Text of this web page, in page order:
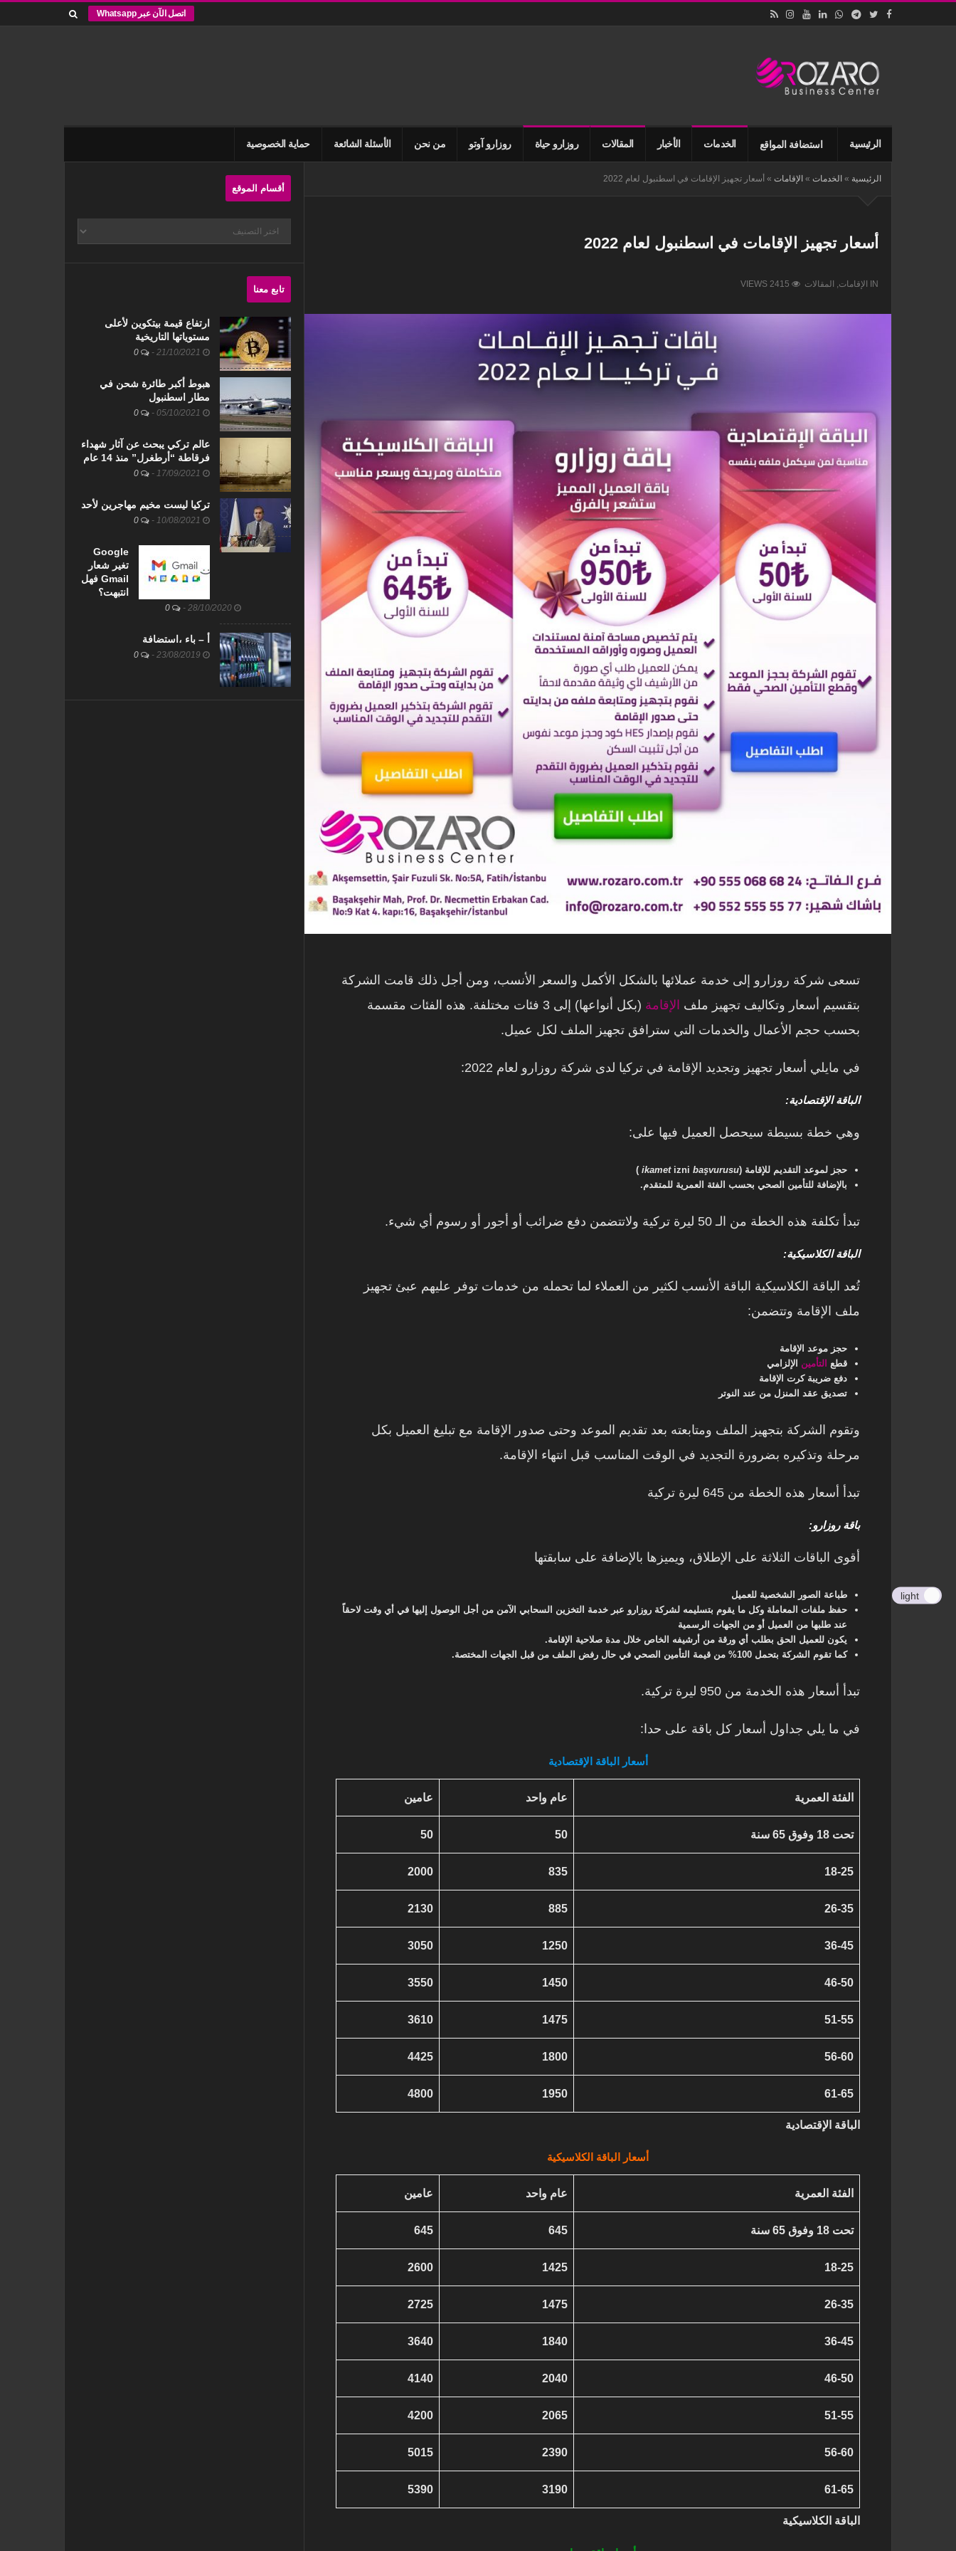
اتصل الآن عبر Whatsapp
اقامات
وتأسيس
في
اسطنبول
الرئيسية استضافة المواقع الخدمات الأخبار المقالات روزارو حياة روزارو آوتو من نحن الأسئلة الشائعة حماية الخصوصية
light
الرئيسية » الخدمات » الإقامات » أسعار تجهيز الإقامات في اسطنبول لعام 2022
أسعار تجهيز الإقامات في اسطنبول لعام 2022
IN الإقامات, المقالات
تسعى شركة روزارو إلى خدمة عملائها بالشكل الأكمل والسعر الأنسب، ومن أجل ذلك قامت الشركة
بتقسيم أسعار وتكاليف تجهيز ملف الإقامة
(بكل أنواعها) إلى 3 فئات مختلفة. هذه الفئات مقسمة
بحسب حجم الأعمال والخدمات التي سترافق تجهيز الملف لكل عميل.
في مايلي أسعار تجهيز وتجديد الإقامة في تركيا لدى شركة روزارو لعام 2022:
الباقة الإقتصادية:
وهي خطة بسيطة سيحصل العميل فيها على:
حجز لموعد التقديم للإقامة ( ikametizni başvurusu
)
بالإضافة للتأمين الصحي بحسب الفئة العمرية للمتقدم.
تبدأ تكلفة هذه الخطة من الـ 50 ليرة تركية ولاتتضمن دفع ضرائب أو أجور أو رسوم أي شيء.
الباقة الكلاسيكية:
تُعد الباقة الكلاسيكية الباقة الأنسب لكثير من العملاء لما تحمله من خدمات توفر عليهم عبئ تجهيز
ملف الإقامة وتتضمن:
حجز موعد الإقامة
قطع التأمين الإلزامي
دفع ضريبة كرت الإقامة
تصديق عقد المنزل من عند النوتر
وتقوم الشركة بتجهيز الملف ومتابعته بعد تقديم الموعد وحتى صدور الإقامة مع تبليغ العميل بكل
مرحلة وتذكيره بضرورة التجديد في الوقت المناسب قبل انتهاء الإقامة.
تبدأ أسعار هذه الخطة من 645 ليرة تركية
باقة روزارو:
أقوى الباقات الثلاثة على الإطلاق، ويميزها بالإضافة على سابقتها
طباعة الصور الشخصية للعميل
حفظ ملفات المعاملة وكل ما يقوم بتسليمه لشركة روزارو عبر خدمة التخزين السحابي الآمن من أجل الوصول إليها في أي وقت لاحقاً
عند طلبها من العميل أو من الجهات الرسمية
يكون للعميل الحق بطلب أي ورقة من أرشيفه الخاص خلال مدة صلاحية الإقامة.
كما تقوم الشركة بتحمل 100% من قيمة التأمين الصحي في حال رفض الملف من قبل الجهات المختصة.
تبدأ أسعار هذه الخدمة من 950 ليرة تركية.
في ما يلي جداول أسعار كل باقة على حدا:
أسعار الباقة الإقتصادية
الفئة العمرية عام واحد عامين
تحت 18 وفوق 65 سنة 50
50
18-25
835
2000
26-35
885
2130
36-45
1250
3050
46-50
1450
3550
51-55
1475
3610
56-60
1800
4425
61-65
1950
4800
الباقة الإقتصادية
أسعار الباقة الكلاسيكية
الفئة العمرية عام واحد عامين
تحت 18 وفوق 65 سنة 645
645
18-25
1425
2600
26-35
1475
2725
36-45
1840
3640
46-50
2040
4140
51-55
2065
4200
56-60
2390
5015
61-65
3190
5390
الباقة الكلاسيكية
Site
Sidebar
أقسام الموقع
أقسام
تابع معنا
ارتفاع قيمة بيتكوين لأعلى
مستوياتها التاريخية
-
هبوط أكبر طائرة شحن في
مطار اسطنبول
-
عالم تركي يبحث عن آثار شهداء
فرقاطة “أرطغرل” منذ 14 عام
-
تركيا ليست مخيم مهاجرين لأحد
-
Google
تغير شعار
Gmail فهل
انتبهت؟
-
أ – باء ،استضافة
-